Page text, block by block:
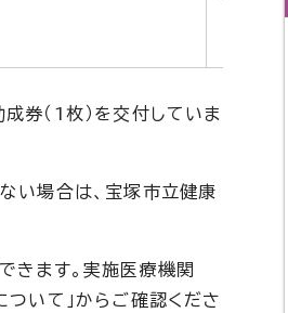
券（1枚）を交付していま
い場合は、宝塚市立健康
きます。実施医療機関
ついて」からご確認くださ